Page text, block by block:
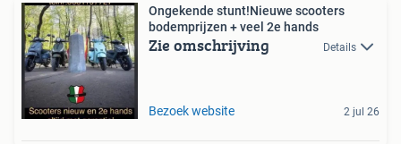
Ongekende stunt!Nieuwe scooters
bodemprijzen + veel 2e hands
Zie omschrijving Details
Bezoek website 2 jul 26